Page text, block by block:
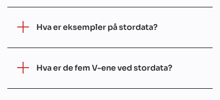
Hva er eksempler på stordata?
Hva er de fem V-ene ved stordata?